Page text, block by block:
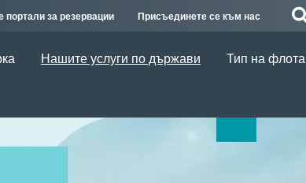
портали за резервации Присъединете се към нас
Нашите услуги по държави Тип на флота